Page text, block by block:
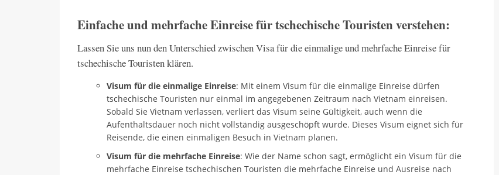
Einfache und mehrfache Einreise für tschechische Touristen verstehen:
Lassen Sie uns nun den Unterschied zwischen Visa für die einmalige und mehrfache Einreise für
tschechische Touristen klären.
Visum für die einmalige Einreise: Mit einem Visum für die einmalige Einreise dürfen
tschechische Touristen nur einmal im angegebenen Zeitraum nach Vietnam einreisen.
Sobald Sie Vietnam verlassen, verliert das Visum seine Gültigkeit, auch wenn die
Aufenthaltsdauer noch nicht vollständig ausgeschöpft wurde. Dieses Visum eignet sich für
Reisende, die einen einmaligen Besuch in Vietnam planen.
Visum für die mehrfache Einreise: Wie der Name schon sagt, ermöglicht ein Visum für die
mehrfache Einreise tschechischen Touristen die mehrfache Einreise und Ausreise nach